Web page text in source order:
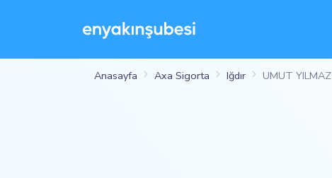
Anasayfa Axa Sigorta Iğdır UMUT